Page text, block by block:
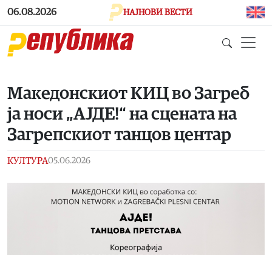
Skip to main content
06.08.2026 НАЈНОВИ ВЕСТИ
Македонскиот КИЦ во Загреб
ја носи „АЈДЕ!“ на сцената на
Загрепскиот танцов центар
КУЛТУРА05.06.2026